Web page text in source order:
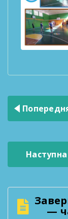
Навігація
записів
—